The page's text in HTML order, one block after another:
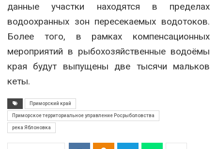
данные участки находятся в пределах
водоохранных зон пересекаемых водотоков.
Более того, в рамках компенсационных
мероприятий в рыбохозяйственные водоёмы
края будут выпущены две тысячи мальков
кеты.
Приморский край
Приморское территориальное управление Росрыболовства
река Яблоновка